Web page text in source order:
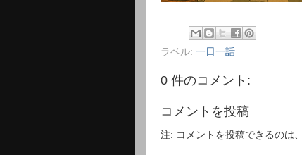
ラベル: 一日一話
0 件のコメント:
コメントを投稿
注: コメントを投稿できるのは